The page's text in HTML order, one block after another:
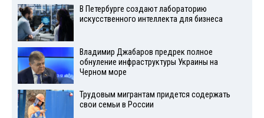
В Петербурге создают лабораторию
искусственного интеллекта для бизнеса
Владимир Джабаров предрек полное
обнуление инфраструктуры Украины на
Черном море
Трудовым мигрантам придется содержать
свои семьи в России